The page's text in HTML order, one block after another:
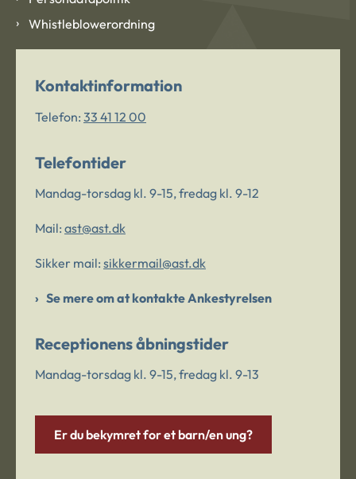
Whistleblowerordning
Kontaktinformation
Telefon: 33 41 12 00
Telefontider
Mandag-torsdag kl. 9-15, fredag kl. 9-12
Mail: ast@ast.dk
Sikker mail: sikkermail@ast.dk
Se mere om at kontakte Ankestyrelsen
Receptionens åbningstider
Mandag-torsdag kl. 9-15, fredag kl. 9-13
Er du bekymret for et barn/en ung?